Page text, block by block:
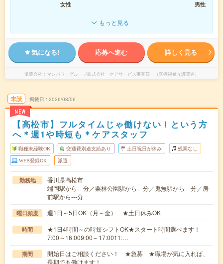
女性
男性
もっと見る
気になる! 応募へ進む 詳しく見る
派遣会社 マンパワーグループ株式会社 ケアサービス事業部 （医療福祉介護関連）
未読
NEW
掲載日 2026/08/06
【高松市】フルタイムじゃ働けない！という方
へ＊週1や時短も＊ケアスタッフ
職種未経験OK 交通費別途支給あり 土日祝日が休み 残業なし
WEB登録OK 派遣
勤務地
香川県高松市
端岡駅から---分／栗林公園駅から---分／鬼無駅から---分／房
前駅から---分
曜日頻度 週1日～5日OK（月～金） ★土日休みOK
時間
★1日4時間～の時短シフトOK★スタート時間選べます！
7:00～16:009:00～17:0011:…
期間
開始日はご相談ください！ ★急募 ★職場が気に入れば、
長期でも働けます！